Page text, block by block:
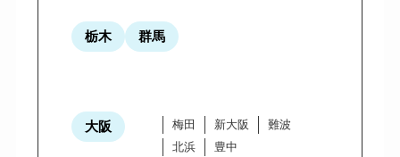
栃木 群馬
大阪 梅田 新大阪
難波
北浜
豊中